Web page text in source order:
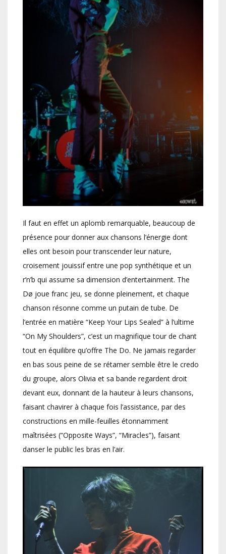
Il faut en effet un aplomb remarquable, beaucoup de
présence pour donner aux chansons l’énergie dont
elles ont besoin pour transcender leur nature,
croisement jouissif entre une pop synthétique et un
r’n’b qui assume sa dimension d’entertainment. The
Dø joue franc jeu, se donne pleinement, et chaque
chanson résonne comme un putain de tube. De
l’entrée en matière “Keep Your Lips Sealed” à l’ultime
“On My Shoulders”, c’est un magnifique tour de chant
tout en équilibre qu’offre The Do. Ne jamais regarder
en bas sous peine de se rétamer semble être le credo
du groupe, alors Olivia et sa bande regardent droit
devant eux, donnant de la hauteur à leurs chansons,
faisant chavirer à chaque fois l’assistance, par des
constructions en mille-feuilles étonnamment
maîtrisées (“Opposite Ways”, “Miracles”), faisant
danser le public les bras en l’air.